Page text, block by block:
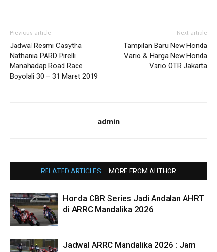
Previous article
Jadwal Resmi Casytha
Nathania PARD Pirelli
Manahadap Road Race
Boyolali 30 – 31 Maret 2019
Next article
Tampilan Baru New Honda
Vario & Harga New Honda
Vario OTR Jakarta
admin
RELATED ARTICLES MORE FROM AUTHOR
Honda CBR Series Jadi Andalan AHRT
di ARRC Mandalika 2026
Jadwal ARRC Mandalika 2026 : Jam